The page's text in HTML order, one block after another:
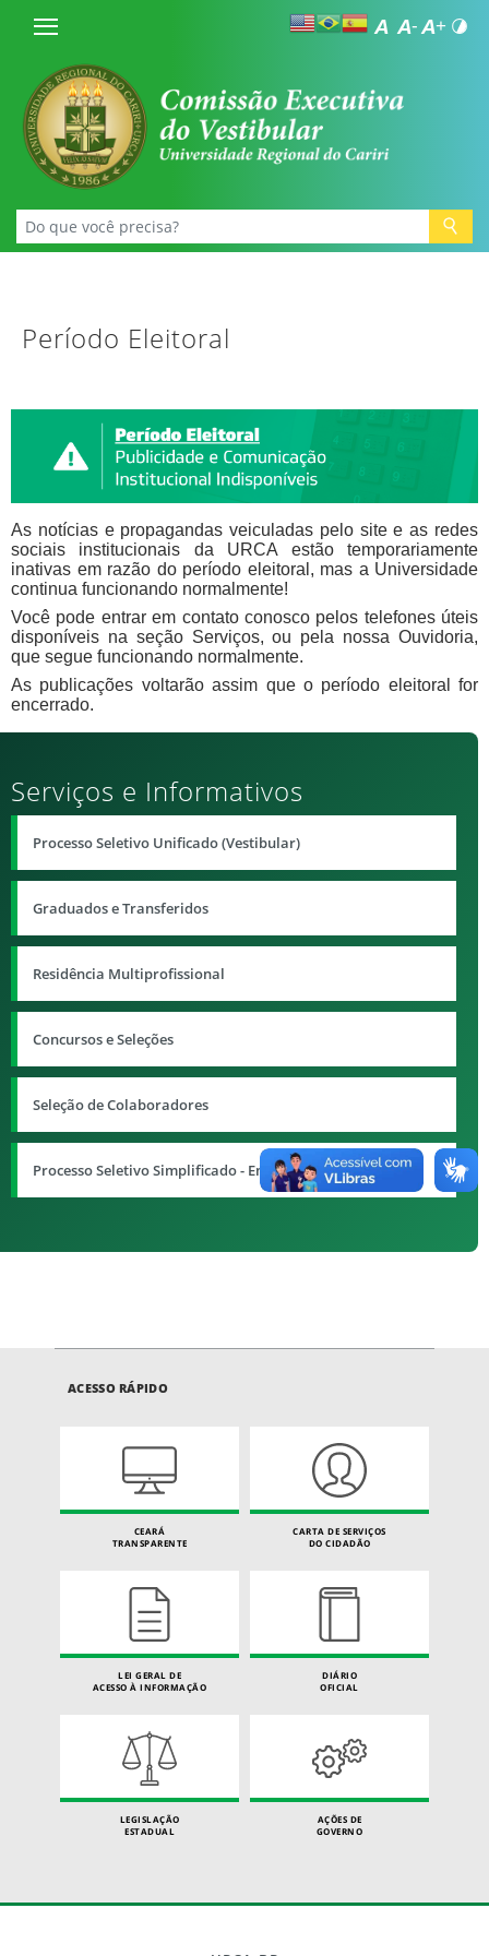
Período Eleitoral
As notícias e propagandas veiculadas pelo site e as redes
sociais institucionais da URCA estão temporariamente
inativas em razão do período eleitoral, mas a Universidade
continua funcionando normalmente!
Você pode entrar em contato conosco pelos telefones úteis
disponíveis na seção Serviços, ou pela nossa Ouvidoria,
que segue funcionando normalmente.
As publicações voltarão assim que o período eleitoral for
encerrado.
Serviços e Informativos
Processo Seletivo Unificado (Vestibular)
Graduados e Transferidos
Residência Multiprofissional
Concursos e Seleções
Seleção de Colaboradores
Processo Seletivo Simplificado - Enem
ACESSO RÁPIDO
CEARÁ
TRANSPARENTE
CARTA DE SERVIÇOS
DO CIDADÃO
LEI GERAL DE
ACESSO À INFORMAÇÃO
DIÁRIO
OFICIAL
LEGISLAÇÃO
ESTADUAL
AÇÕES DE
GOVERNO